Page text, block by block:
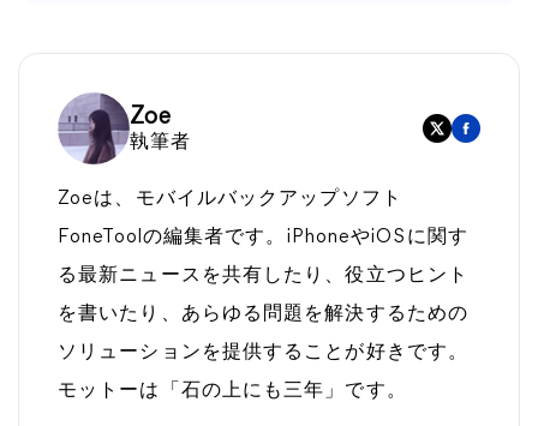
Zoe
執筆者
Zoeは、モバイルバックアップソフト
FoneToolの編集者です。iPhoneやiOSに関す
る最新ニュースを共有したり、役立つヒント
を書いたり、あらゆる問題を解決するための
ソリューションを提供することが好きです。
モットーは「石の上にも三年」です。